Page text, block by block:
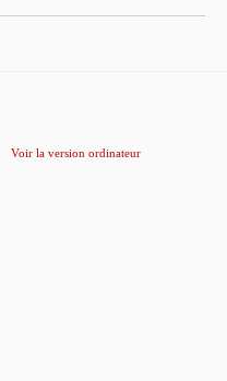
Voir la version ordinateur